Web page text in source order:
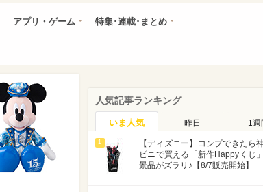
アプリ・ゲーム 特集･連載･まとめ
人気記事ランキング
いま人気 昨日 1週
1
【ディズニー】コンプできたら
ビニで買える「新作Happyくじ
景品がズラリ♪【8/7販売開始】